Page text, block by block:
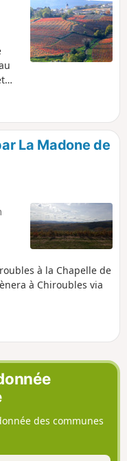
La Madone de
à la Chapelle de
à Chiroubles via
des communes